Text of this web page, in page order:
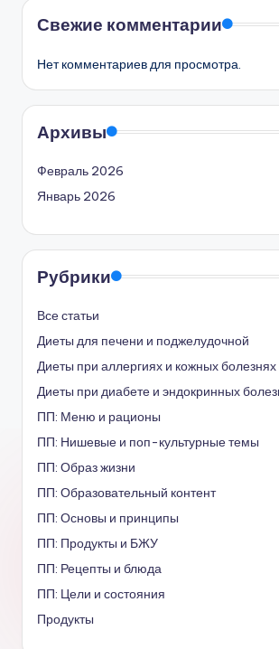
Свежие комментарии
Нет комментариев для просмотра.
Архивы
Февраль 2026
Январь 2026
Рубрики
Все статьи
Диеты для печени и поджелудочной
Диеты при аллергиях и кожных болезнях
Диеты при диабете и эндокринных
ПП: Меню и рационы
ПП: Нишевые и поп-культурные темы
ПП: Образ жизни
ПП: Образовательный контент
ПП: Основы и принципы
ПП: Продукты и БЖУ
ПП: Рецепты и блюда
ПП: Цели и состояния
Продукты